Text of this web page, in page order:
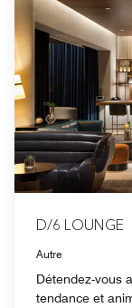
D/6 LOUNGE
Autre
Détendez-vous
tendance et